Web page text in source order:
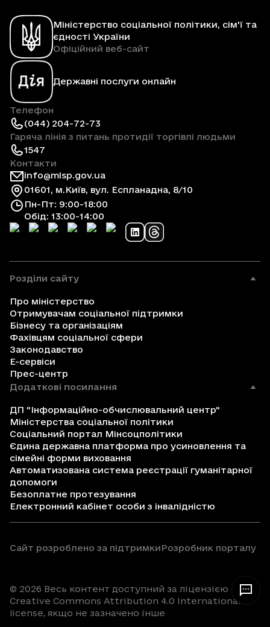
Міністерство соціальної політики, сім'ї та
єдності України
Офіційний веб-сайт
Державні послуги онлайн
Телефон
(044) 204-72-73
Гаряча лінія з питань протидії торгівлі людьми
1547
Контакти
info@mlsp.gov.ua
01601, м.Київ, вул. Еспланадна, 8/10
Пн-Пт: 9:00-18:00
Обід: 13:00-14:00
Розділи сайту
Про міністерство
Отримувачам соціальної підтримки
Бізнесу та організаціям
Фахівцям соціальної сфери
Законодавство
Е-сервіси
Прес-центр
Додаткові посилання
ДП "Інформаційно-обчислювальний центр"
Міністерства соціальної політики
Соціальний портал Мінсоцполітики
Єдина державна платформа про усиновлення та
сімейні форми виховання
Автоматизована система реєстрації гуманітарної
допомоги
Безоплатне протезування
Електронний кабінет особи з інвалідністю
Сайт розроблено за підтримкиРозробник порталу
© 2026 Весь контент доступний за ліцензією
Creative Commons Attribution 4.0 International
license, якщо не зазначено інше